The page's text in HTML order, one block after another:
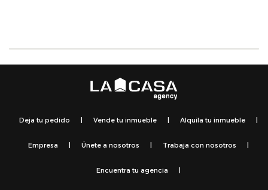
Deja tu pedido | Vende tu inmueble | Alquila tu inmueble |
Empresa | Únete a nosotros | Trabaja con nosotros |
Encuentra tu agencia |